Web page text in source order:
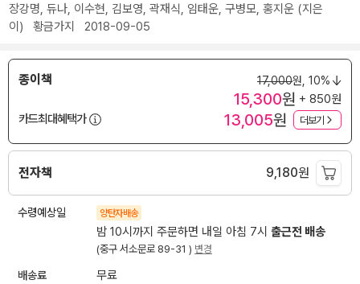
장강명, 듀나, 이수현, 김보영, 곽재식, 임태운, 구병모, 홍지운 (지은
이) 황금가지 2018-09-05
종이책 17,000원, 10%
15,300원 + 850원
카드최대혜택가
13,005원 더보기
전자책 9,180원
수령예상일 양탄자배송
밤 10시까지 주문하면 내일 아침 7시 출근전 배송
(중구 서소문로 89-31 ) 변경
배송료 무료